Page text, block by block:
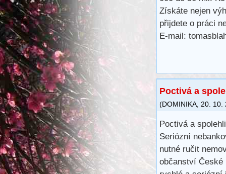
Získáte nejen
přijdete o práci
E-mail:
Poctivá a
(DOMINIKA 20. 10.
Poctivá a
Seriózní
nutné ručit
občanství České